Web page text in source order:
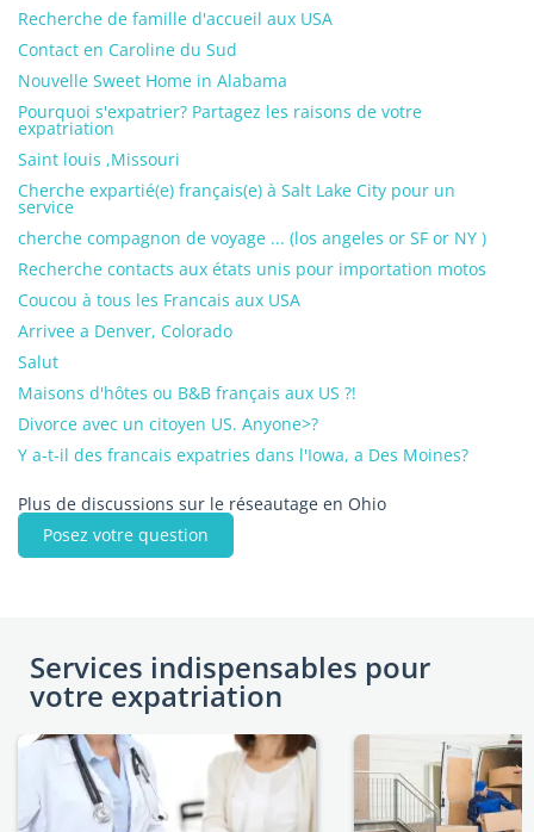
Recherche de famille d'accueil aux USA
Contact en Caroline du Sud
Nouvelle Sweet Home in Alabama
Pourquoi s'expatrier? Partagez les raisons de votre
expatriation
Saint louis ,Missouri
Cherche expartié(e) français(e) à Salt Lake City pour un
service
cherche compagnon de voyage ... (los angeles or SF or NY )
Recherche contacts aux états unis pour importation motos
Coucou à tous les Francais aux USA
Arrivee a Denver, Colorado
Salut
Maisons d'hôtes ou B&B français aux US ?!
Divorce avec un citoyen US. Anyone>?
Y a-t-il des francais expatries dans l'Iowa, a Des Moines?
Plus de discussions sur le réseautage en Ohio
Posez votre question
Services indispensables pour
votre expatriation